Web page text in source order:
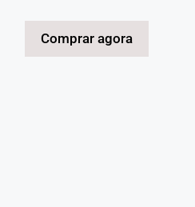
Comprar agora